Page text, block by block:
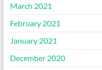
March 2021
February 2021
January 2021
December 2020